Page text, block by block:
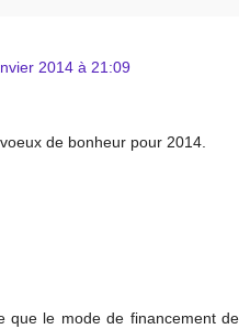
2014 à 21:09
de bonheur pour 2014.
que le mode de financement de